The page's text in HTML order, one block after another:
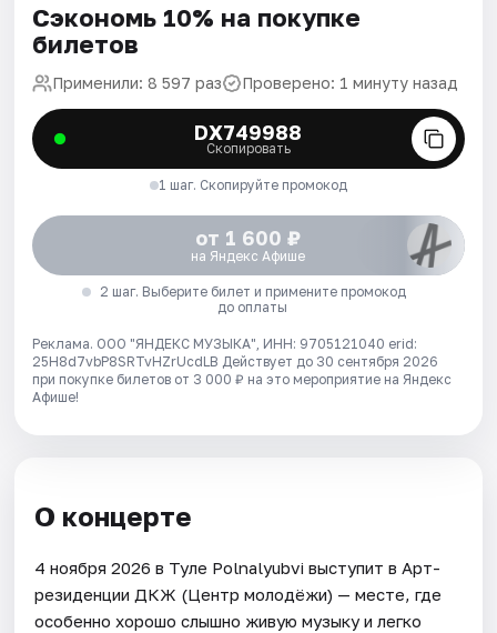
Сэкономь 10% на покупке
билетов
Применили: 8 597 раз Проверено: 1 минуту назад
DX749988
Скопировать
1 шаг. Скопируйте промокод
от 1 600 ₽
на Яндекс Афише
2 шаг. Выберите билет и примените промокод
до оплаты
Реклама. ООО "ЯНДЕКС МУЗЫКА", ИНН: 9705121040 erid:
25H8d7vbP8SRTvHZrUcdLB Действует до 30 сентября 2026
при покупке билетов от 3 000 ₽ на это мероприятие на Яндекс
Афише!
О концерте
4 ноября 2026 в Туле Polnalyubvi выступит в Арт-
резиденции ДКЖ (Центр молодёжи) — месте, где
особенно хорошо слышно живую музыку и легко